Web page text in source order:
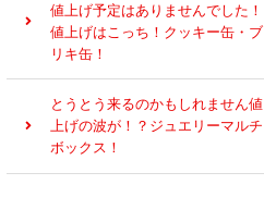
値上げ予定はありませんでした！
値上げはこっち！クッキー缶・ブ
リキ缶！
とうとう来るのかもしれません値
上げの波が！？ジュエリーマルチ
ボックス！